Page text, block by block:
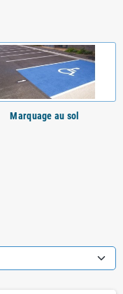
le public ;
qu'une signalisation
dévers près, inférieur
doit être de 3,30 m ;
Marquage au sol